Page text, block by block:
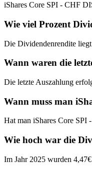
iShares Core SPI - CHF
Wie viel Prozent
Die Dividendenrendite
Wann waren die
Die letzte Auszahlung
Wann muss man
Hat man iShares Core SPI
Wie hoch war die
Im Jahr 2025 wurden